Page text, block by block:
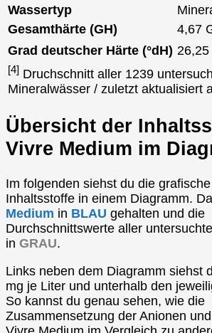
Wassertyp
Gesamthärte (GH)
4,67
Grad deutscher Härte (°dH) 26,25
[4] Druchschnitt aller 1239
Mineralwässer / zuletzt aktualisiert
Übersicht der
Vivre Medium im
Im folgenden siehst du die
Inhaltsstoffe in einem Diagramm.
Medium in BLAU gehalten und die
Durchschnittswerte aller
in GRAU.
Links neben dem Diagramm siehst
mg je Liter und unterhalb den
So kannst du genau sehen, wie die
Zusammensetzung der Anionen